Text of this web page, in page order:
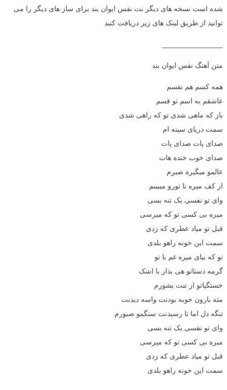
شده است نسخه های دیگر نت نفس ایوان بند برای ساز های دیگر را می
توانید از طریق لینک های زیر دریافت کنید
متن آهنگ نفس ایوان بند
همه کسم هم نفسم
عاشقم به اسم تو قسم
باز که ماهی شدی تو که راهی شدی
سمت دریای سینه ام
صدای پات صدای پات
صدای خوب خنده هات
عالمو میگیره صبرم
از کف میره تا تورو میبینم
وای تو نفسی یک تنه بسی
میره بی کسی تو که میرسی
قبل تو میاد عطری که زدی
سمت این خونه راهو بلدی
تو که بیای میره غم با تو
گرمه دستاتو هی بذار با اشک
خستگیاتو از تنت بشورم
مثه بارون خوبه بودنت واسه دیدنت
تنگه دل اما تا رسیدنت سنگمو صبورم
وای تو نفسی یک تنه بسی
میره بی کسی تو که میرسی
قبل تو میاد عطری که زدی
سمت این خونه راهو بلدی